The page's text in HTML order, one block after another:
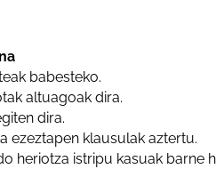
babesteko.
altuagoak dira.
dira.
ezeztapen klausulak aztertu.
heriotza istripu kasuak barne